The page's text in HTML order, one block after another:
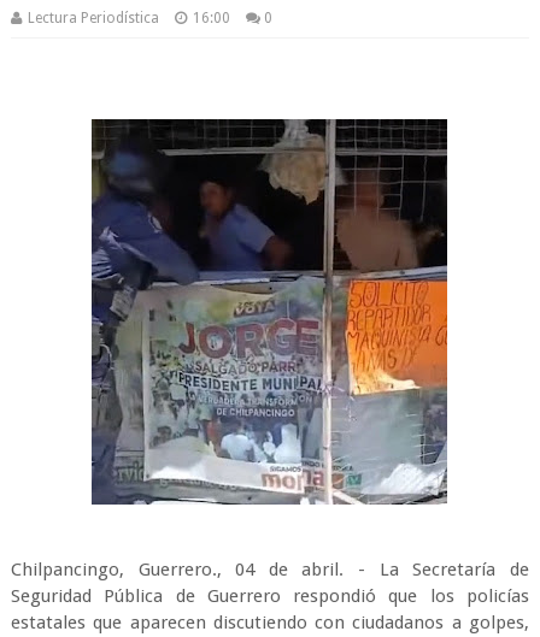
Lectura Periodística 16:00 0
Chilpancingo, Guerrero., 04 de abril. - La Secretaría de
Seguridad Pública de Guerrero respondió que los policías
estatales que aparecen discutiendo con ciudadanos a golpes,